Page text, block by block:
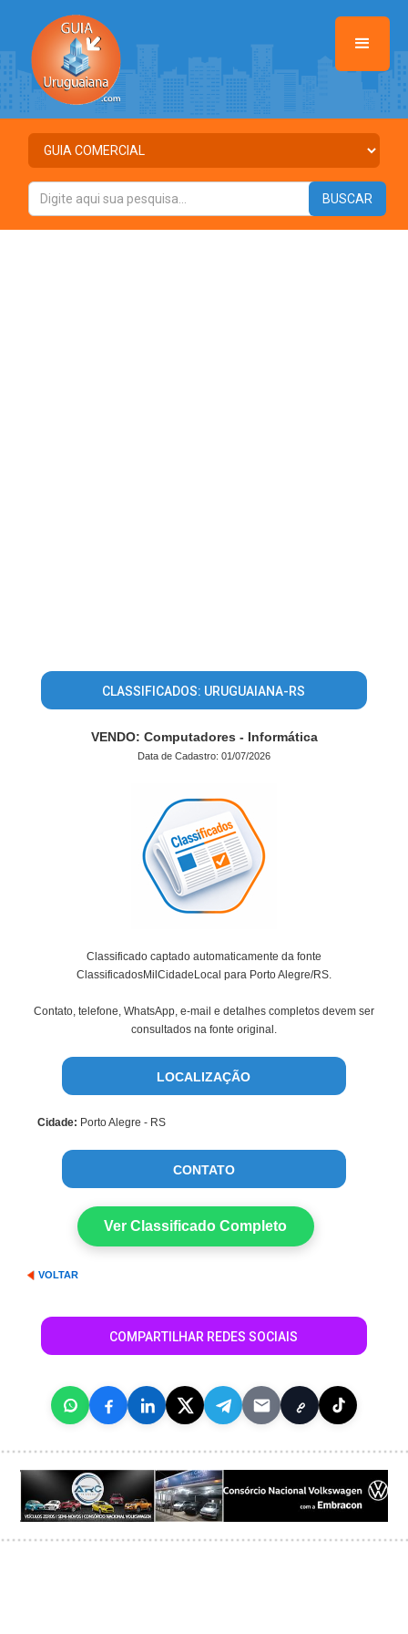
CLASSIFICADOS: URUGUAIANA-RS
VENDO: Computadores - Informática
Data de Cadastro: 01/07/2026
Classificado captado automaticamente da fonte
ClassificadosMilCidadeLocal para Porto Alegre/RS.
Contato, telefone, WhatsApp, e-mail e detalhes completos devem ser
consultados na fonte original.
LOCALIZAÇÃO
Cidade: Porto Alegre - RS
CONTATO
Ver Classificado Completo
VOLTAR
COMPARTILHAR REDES SOCIAIS